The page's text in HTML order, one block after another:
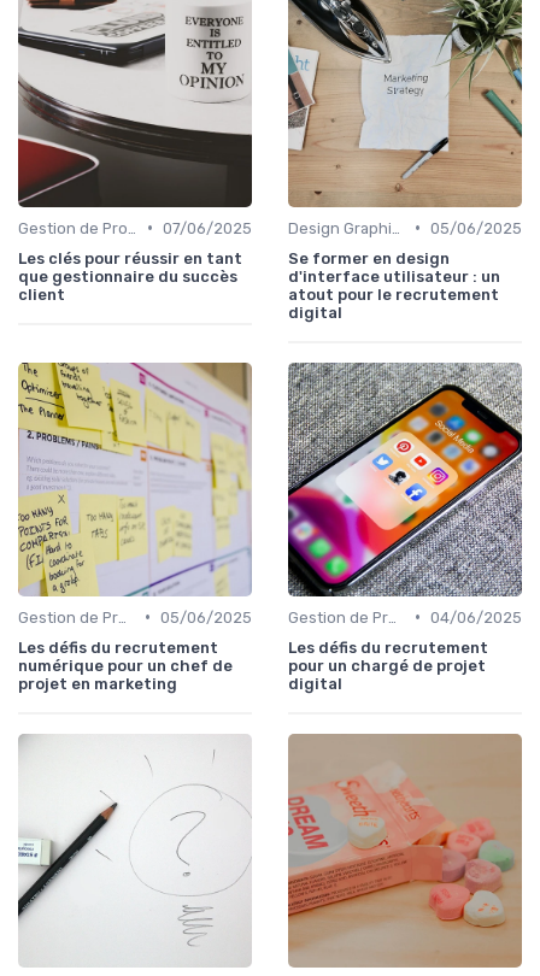
• 07/06/2025
Les clés pour réussir en tant
que gestionnaire du succès
client
• 05/06/2025
Se former en design
d'interface utilisateur : un
atout pour le recrutement
digital
• 05/06/2025
Les défis du recrutement
numérique pour un chef de
projet en marketing
• 04/06/2025
Les défis du recrutement
pour un chargé de projet
digital